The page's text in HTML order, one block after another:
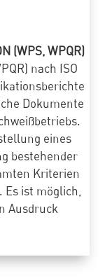
(WPS, WPQR)
nach ISO
Dokumente
eines
bestehender
Kriterien
ist möglich,
Ausdruck